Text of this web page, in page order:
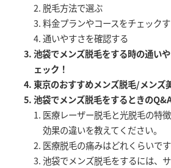
脱毛方法で選ぶ
料金プランやコースをチェック
通いやすさを確認する
池袋でメンズ脱毛をする時の通い
ェック！
東京のおすすめメンズ脱毛/メンズ
池袋でメンズ脱毛をするときの
医療レーザー脱毛と光脱毛の特
効果の違いを教えてください。
医療脱毛の痛みはどれくらいで
池袋でメンズ脱毛をするには、